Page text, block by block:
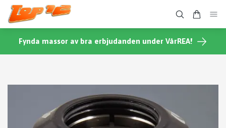
Fynda massor av bra erbjudanden under VårREA!